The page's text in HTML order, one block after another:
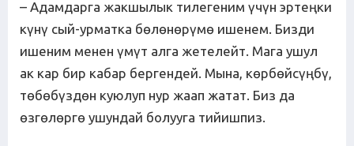
– Адамдарга жакшылык тилегеним үчүн эртеңки
күнү сый-урматка бөлөнөрүмө ишенем. Бизди
ишеним менен үмүт алга жетелейт. Мага ушул
ак кар бир кабар бергендей. Мына, көрбөйсүңбү,
төбөбүздөн куюлуп нур жаап жатат. Биз да
өзгөлөргө ушундай болууга тийишпиз.